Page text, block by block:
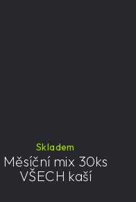
Skladem
Měsíční mix 30ks
VŠECH kaší